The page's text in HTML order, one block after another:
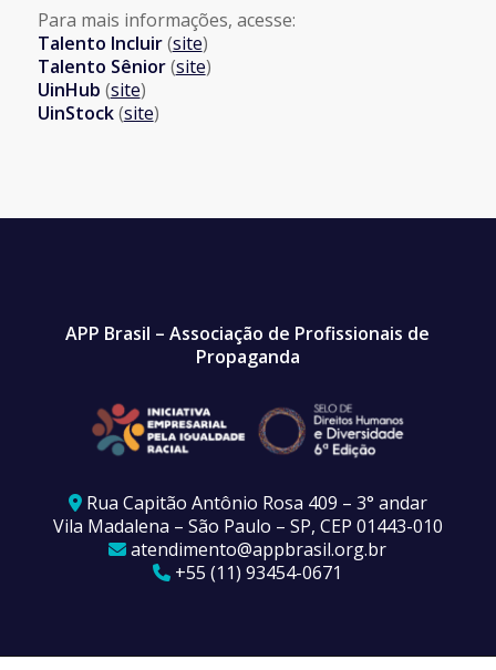
Para mais informações, acesse:
Talento Incluir(site)
Talento Sênior(site)
UinHub (site)
UinStock(site)
APP Brasil – Associação de Profissionais de
Propaganda
Rua Capitão Antônio Rosa 409 – 3° andar
Vila Madalena – São Paulo – SP, CEP 01443-010
atendimento@appbrasil.org.br
+55 (11) 93454-0671